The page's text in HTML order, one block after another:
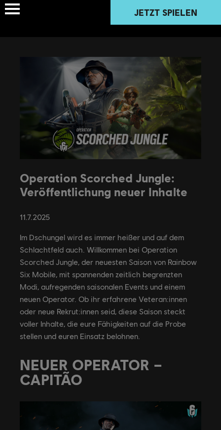
JETZT SPIELEN
11 7. 2025
Operation Scorched Jungle:
Veröffentlichung neuer Inhalte
Im Dschungel wird es immer heißer und auf dem
Schlachtfeld auch. Willkommen bei Operation
Scorched Jungle, der neuesten Saison von Rainbow
Six Mobile, mit spannenden zeitlich begrenzten
Modi, aufregenden saisonalen Events und einem
neuen Operator. Ob ihr erfahrene Veteran:innen
oder neue Rekrut:innen seid, diese Saison steckt
voller Inhalte, die eure Fähigkeiten auf die Probe
stellen und euren Einsatz belohnen.
NEUER OPERATOR –
CAPITÃO